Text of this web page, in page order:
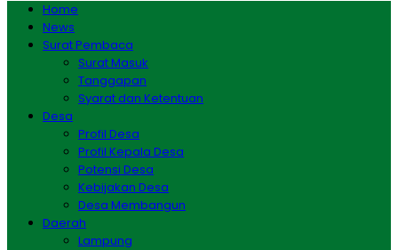
Home
News
Surat Pembaca
Surat Masuk
Tanggapan
Syarat dan Ketentuan
Desa
Profil Desa
Profil Kepala Desa
Potensi Desa
Kebijakan Desa
Desa Membangun
Daerah
Lampung